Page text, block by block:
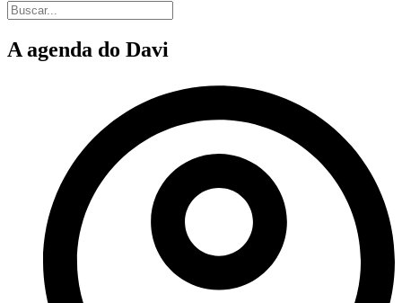
A agenda do Davi